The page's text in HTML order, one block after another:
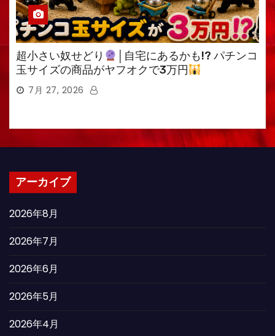
超小さい奴せどり
│自宅にあるかも!? パチンコ
玉サイズの商品がヤフオクで3万円
7月 27, 2026
アーカイブ
2026年8月
2026年7月
2026年6月
2026年5月
2026年4月